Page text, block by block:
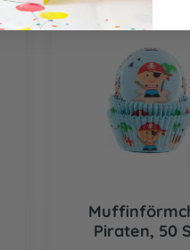
Piraten, 50